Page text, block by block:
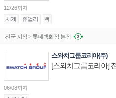
12/26까지
시계 쥬얼리 백
전국 지점 > 롯데백화점 본점
스와치그룹코리아(주)
[스와치그룹코리아]
06/08까지